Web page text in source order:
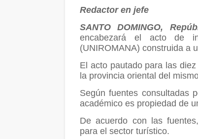
Redactor en jefe
SANTO DOMINGO,
encabezará el acto de
(UNIROMANA) construida a
El acto pautado para las
la provincia oriental del
Según fuentes consultadas
académico es propiedad de
De acuerdo con las
para el sector turístico.